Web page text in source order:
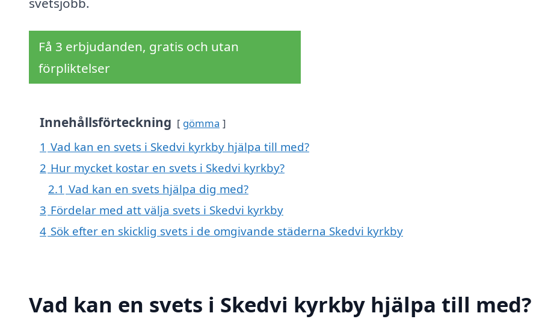
Få 3 erbjudanden, gratis och utan
förpliktelser
Innehållsförteckning gömma
1 Vad kan en svets i Skedvi kyrkby hjälpa till med?
2 Hur mycket kostar en svets i Skedvi kyrkby?
2.1 Vad kan en svets hjälpa dig med?
3 Fördelar med att välja svets i Skedvi kyrkby
4 Sök efter en skicklig svets i de omgivande städerna Skedvi kyrkby
Vad kan en svets i Skedvi kyrkby hjälpa till med?